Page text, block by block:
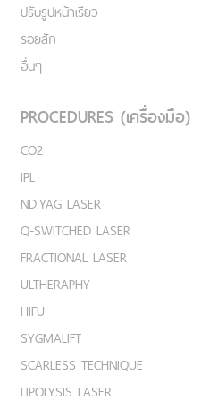
ปรับรูปหน้าเรียว
รอยสัก
อื่นๆ
PROCEDURES (เครื่องมือ)
CO2
IPL
ND:YAG LASER
Q-SWITCHED LASER
FRACTIONAL LASER
ULTHERAPHY
HIFU
SYGMALIFT
SCARLESS TECHNIQUE
LIPOLYSIS LASER